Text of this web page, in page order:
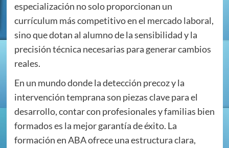
especialización no solo proporcionan un
currículum más competitivo en el mercado laboral,
sino que dotan al alumno de la sensibilidad y la
precisión técnica necesarias para generar cambios
reales.
En un mundo donde la detección precoz y la
intervención temprana son piezas clave para el
desarrollo, contar con profesionales y familias bien
formados es la mejor garantía de éxito. La
formación en ABA ofrece una estructura clara,